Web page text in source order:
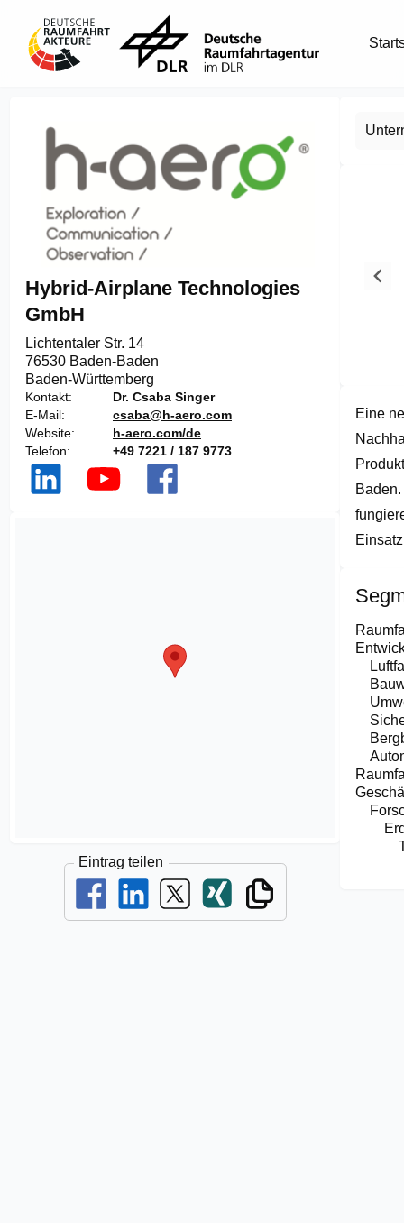
Hybrid-Airplane Technologies
GmbH
Lichtentaler Str. 14
76530 Baden-Baden
Baden-Württemberg
Kontakt
Dr. Csaba Singer
E-Mail
csaba@h-aero.com
Website
h-aero.com/de
Telefon
+49 7221 / 187 9773
Eintrag teilen
of
5
Eine